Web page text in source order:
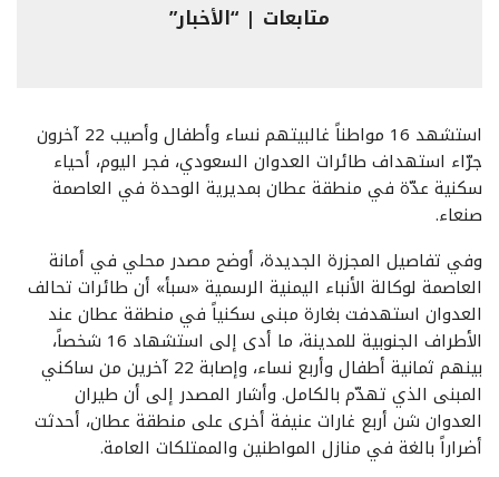
متابعات | “الأخبار”
استشهد 16 مواطناً غالبيتهم نساء وأطفال وأصيب 22 آخرون
جرّاء استهداف طائرات العدوان السعودي، فجر اليوم، أحياء
سكنية عدّة في منطقة عطان بمديرية الوحدة في العاصمة
صنعاء.
وفي تفاصيل المجزرة الجديدة، أوضح مصدر محلي في أمانة
العاصمة لوكالة الأنباء اليمنية الرسمية «سبأ» أن طائرات تحالف
العدوان استهدفت بغارة مبنى سكنياً في منطقة عطان عند
الأطراف الجنوبية للمدينة، ما أدى إلى استشهاد 16 شخصاً،
بينهم ثمانية أطفال وأربع نساء، وإصابة 22 آخرين من ساكني
المبنى الذي تهدّم بالكامل. وأشار المصدر إلى أن طيران
العدوان شن أربع غارات عنيفة أخرى على منطقة عطان، أحدثت
أضراراً بالغة في منازل المواطنين والممتلكات العامة.